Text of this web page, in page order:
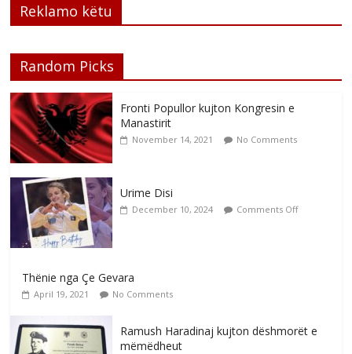
Reklamo këtu
Random Picks
Fronti Popullor kujton Kongresin e
Manastirit
November 14, 2021 No Comments
Urime Disi
December 10, 2024 Comments Off
Thënie nga Çe Gevara
April 19, 2021 No Comments
Ramush Haradinaj kujton dëshmorët e
mëmëdheut